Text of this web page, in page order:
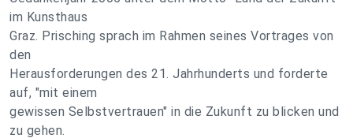
im Kunsthaus
Graz. Prisching sprach im Rahmen seines Vortrages von
den
Herausforderungen des 21. Jahrhunderts und forderte
auf, "mit einem
gewissen Selbstvertrauen" in die Zukunft zu blicken und
zu gehen.